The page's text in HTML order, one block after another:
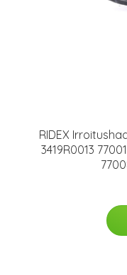
RIDEX
3419R0013